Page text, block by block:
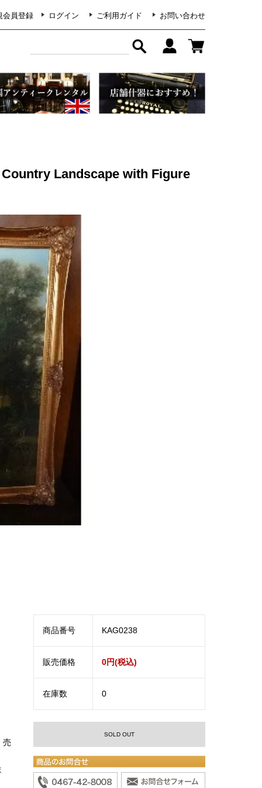
会員登録 ログイン ご利用ガイド お問い合わせ
Landscape with Figure
売
商品番号 KAG0238
販売価格 0円(税込)
在庫数 0
SOLD OUT